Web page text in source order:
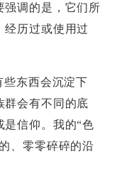
强调的是，它们所
经历过或使用过
些东西会沉淀下
群会有不同的底
是信仰。我的“色
、零零碎碎的沿